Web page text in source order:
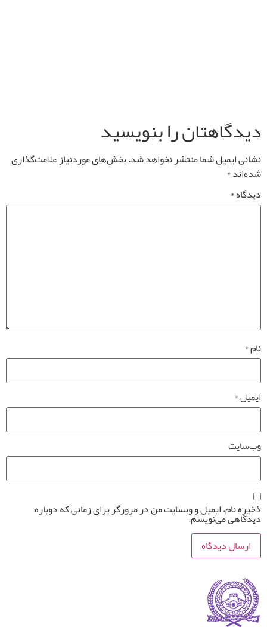
دیدگاهتان را بنویسید
نشانی ایمیل شما منتشر نخواهد شد.بخش‌های موردنیاز علامت‌گذاری
شده‌اند*
دیدگاه*
نام*
ایمیل*
وب‌سایت
ذخیره نام، ایمیل و وبسایت من در مرورگر برای زمانی که دوباره
دیدگاهی می‌نویسم.